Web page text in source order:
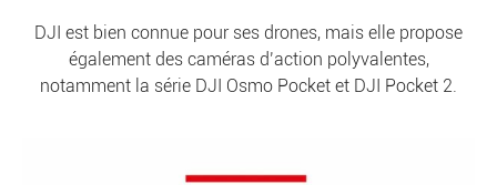
DJI est bien connue pour ses drones, mais elle propose
également des caméras d’action polyvalentes,
notamment la série DJI Osmo Pocket et DJI Pocket 2.